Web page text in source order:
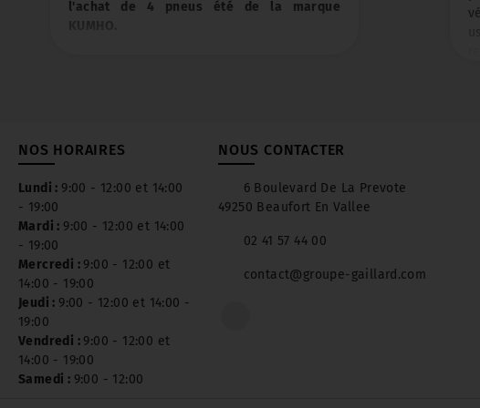
véhicule. Cette pièce s'use vite et son
remplacement tout en contrôlant l'état
complet de votre système de freinage.
Forfaits pose disques et plaquettes à partir
de 74€ TTC
Conditions de l'offre:
08 avril au 05 mai 2024 inclus dans votre
centre Groupe Gaillard Auto à Beaufort en
Anjou.
NOS HORAIRES
Lundi : 9:00 - 12:00 et 14:00
- 19:00
Mardi : 9:00 - 12:00 et 14:00
- 19:00
Mercredi : 9:00 - 12:00 et
14:00 - 19:00
Jeudi : 9:00 - 12:00 et 14:00 -
19:00
Vendredi : 9:00 - 12:00 et
14:00 - 19:00
Samedi : 9:00 - 12:00
NOUS CONTACTER
6 Boulevard De La Prevote
49250 Beaufort En Vallee
02 41 57 44 00
contact@groupe-gaillard.com